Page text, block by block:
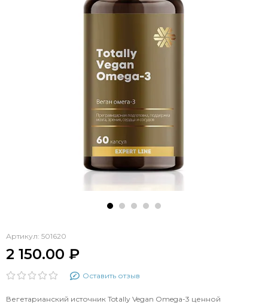
Артикул: 501620
2 150.00 ₽
Оставить отзыв
Вегетарианский источник Totally Vegan Omega-3 ценной